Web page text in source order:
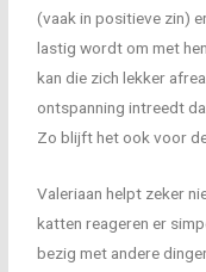
(vaak in positieve zin)
lastig wordt om met
kan die zich lekker
ontspanning intreedt
Zo blijft het ook voor
Valeriaan helpt zeker
katten reageren er
bezig met andere